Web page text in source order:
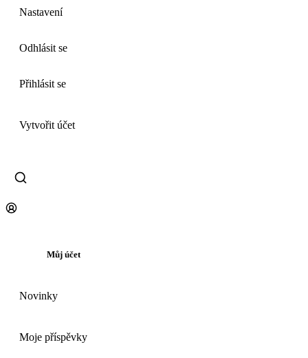
Nastavení
Odhlásit se
Přihlásit se
Vytvořit účet
Můj účet
Novinky
Moje příspěvky